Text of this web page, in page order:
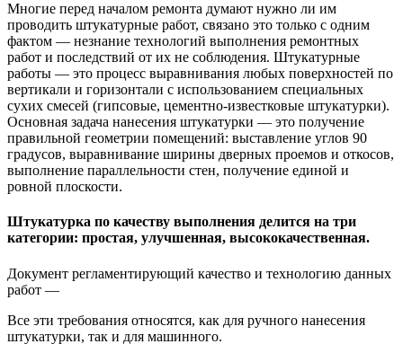
Многие перед началом ремонта думают нужно ли им
проводить штукатурные работ, связано это только с одним
фактом — незнание технологий выполнения ремонтных
работ и последствий от их не соблюдения. Штукатурные
работы — это процесс выравнивания любых поверхностей по
вертикали и горизонтали с использованием специальных
сухих смесей (гипсовые, цементно-известковые штукатурки).
Основная задача нанесения штукатурки — это получение
правильной геометрии помещений: выставление углов 90
градусов, выравнивание ширины дверных проемов и откосов,
выполнение параллельности стен, получение единой и
ровной плоскости.
Штукатурка по качеству выполнения делится на три
категории: простая, улучшенная, высококачественная.
Документ регламентирующий качество и технологию данных
работ —
Все эти требования относятся, как для ручного нанесения
штукатурки, так и для машинного.